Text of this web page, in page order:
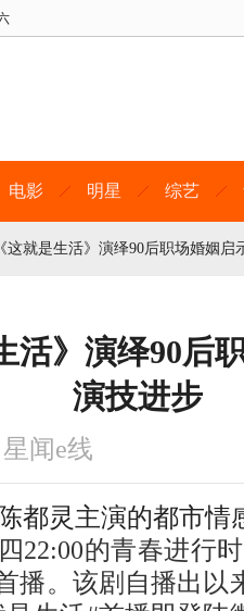
电影 明星 综艺
这就是生活》演绎90后职场婚姻启
活》演绎90后
演技进步
闻e线
都灵主演的都市情
22:00的青春进行
播。该剧自播出以